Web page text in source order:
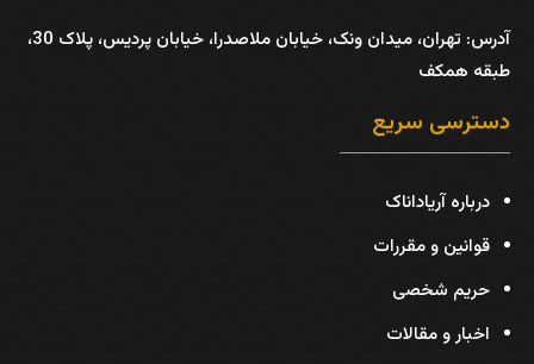
آدرس:
تهران، میدان ونک، خیابان ملاصدرا، خیابان پردیس، پلاک 30،
طبقه همکف
دسترسی سریع
درباره آریاداناک
قوانین و مقررات
حریم شخصی
اخبار و مقالات